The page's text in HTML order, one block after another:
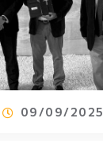
09/09/2025